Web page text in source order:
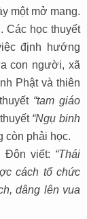
một mở mang.
Các học thuyết
định hướng
con người, xã
Phật và thiên
“tam giáo
“Ngụ binh
còn phải học.
Đôn viết: “Thái
cách tổ chức
dâng lên vua